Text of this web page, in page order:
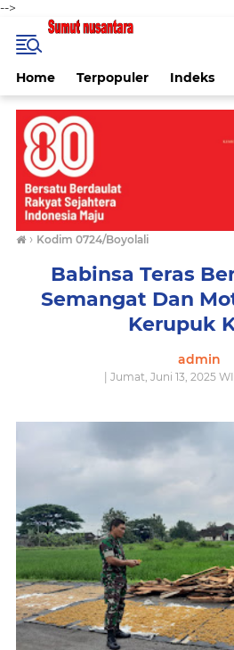
-->
Home Terpopuler Indeks
› Kodim 0724/Boyolali
Babinsa Teras
Semangat Dan
Kerupuk
admin
| Jumat, Juni 13, 2025